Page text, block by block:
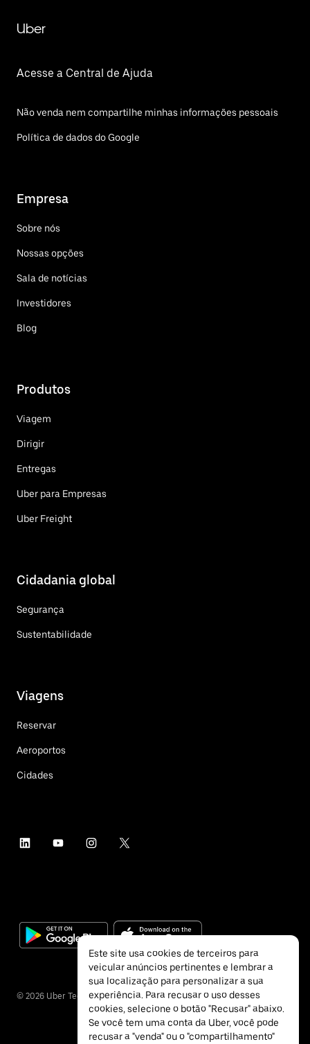
Uber
Acesse a Central de Ajuda
Não venda nem compartilhe minhas informações pessoais
Política de dados do Google
Empresa
Sobre nós
Nossas opções
Sala de notícias
Investidores
Blog
Produtos
Viagem
Dirigir
Entregas
Uber para Empresas
Uber Freight
Cidadania global
Segurança
Sustentabilidade
Viagens
Reservar
Aeroportos
Cidades
© 2026 Uber Technologies Inc.
Este site usa cookies de terceiros para
veicular anúncios pertinentes e lembrar a
sua localização para personalizar a sua
experiência. Para recusar o uso desses
cookies, selecione o botão "Recusar" abaixo.
Se você tem uma conta da Uber, você pode
recusar a "venda" ou o "compartilhamento"